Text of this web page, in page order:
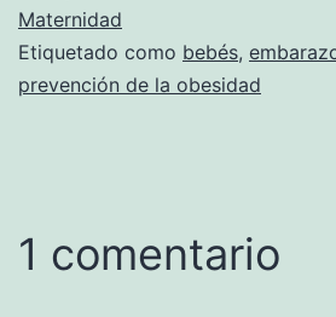
Maternidad
Etiquetado como bebés,
prevención de la obesidad
1 comentario